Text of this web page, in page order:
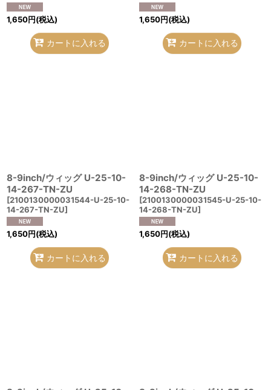
1,650円(税込)
カートに入れる
1,650円(税込)
カートに入れる
8-9inch/ウィッグ U-25-10-
14-267-TN-ZU
[2100130000031544-U-25-10-
14-267-TN-ZU]
1,650円(税込)
カートに入れる
8-9inch/ウィッグ U-25-10-
14-268-TN-ZU
[2100130000031545-U-25-10-
14-268-TN-ZU]
1,650円(税込)
カートに入れる